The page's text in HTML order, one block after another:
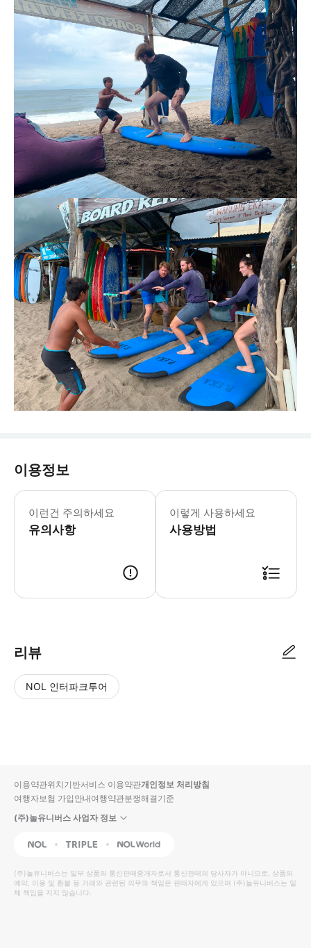
이용정보
이런건 주의하세요
유의사항
이렇게 사용하세요
사용방법
리뷰
NOL 인터파크투어
입니
다.
높
은
순
동
영
상
순
상
이용약관위치기반서비스 이용약관개인정보 처리방침
여행자보험 가입안내여행약관분쟁해결기준
(주)놀유니버스 사업자 정보
NOL Triple Interpark Global
(주)놀유니버스는 일부 상품의 통신판매중개자로서 통신판매의 당사자가 아니므로, 상품의
예약, 이용 및 환불 등 거래와 관련된 의무와 책임은 판매자에게 있으며 (주)놀유니버스는 일
체 책임을 지지 않습니다.